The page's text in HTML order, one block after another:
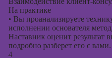
На практике
• Вы проанализируете
исполнении основателя
Наставник оценит результат
подробно разберет его с вами.
4